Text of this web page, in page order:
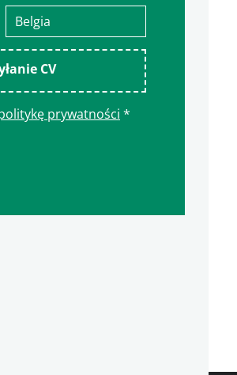
CV
prywatności *